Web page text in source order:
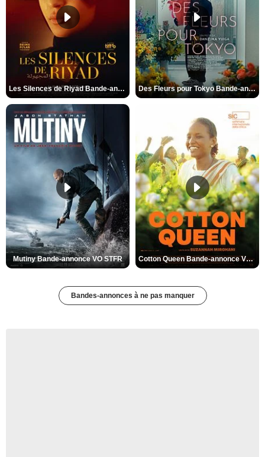
Les Silences de Riyad Bande-annonce VO STFR Des Fleurs pour Tokyo Bande-annonce VO STFR
Mutiny Bande-annonce VO STFR Cotton Queen Bande-annonce VO STFR
Bandes-annonces à ne pas manquer